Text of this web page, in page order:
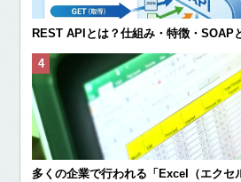
REST APIとは？仕組み・特徴・SOAP
多くの企業で行われる「Excel（エクセ